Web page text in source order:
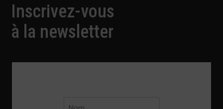
l'article
Inscrivez-vous
à la newsletter